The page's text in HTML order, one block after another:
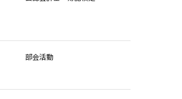
部会活動